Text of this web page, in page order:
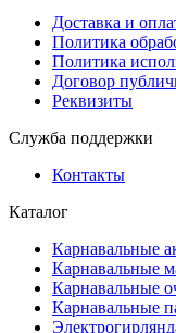
Доставка и
Политика
Политика
Договор
Реквизиты
Служба поддержки
Контакты
Каталог
Карнавальные
Карнавальные
Карнавальные
Карнавальные